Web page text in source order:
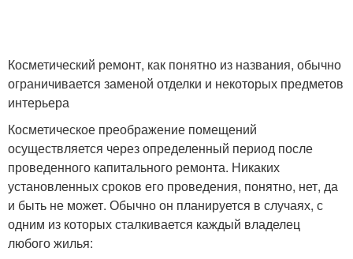
Косметический ремонт, как понятно из названия, обычно
ограничивается заменой отделки и некоторых предметов
интерьера
Косметическое преображение помещений
осуществляется через определенный период после
проведенного капитального ремонта. Никаких
установленных сроков его проведения, понятно, нет, да
и быть не может. Обычно он планируется в случаях, с
одним из которых сталкивается каждый владелец
любого жилья: